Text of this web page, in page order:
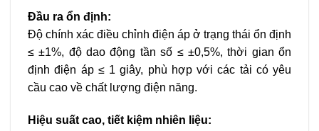
Đầu ra ổn định:
Độ chính xác điều chỉnh điện áp ở trạng thái ổn định
≤ ±1%, độ dao động tần số ≤ ±0,5%, thời gian ổn
định điện áp ≤ 1 giây, phù hợp với các tải có yêu
cầu cao về chất lượng điện năng.
Hiệu suất cao, tiết kiệm nhiên liệu: